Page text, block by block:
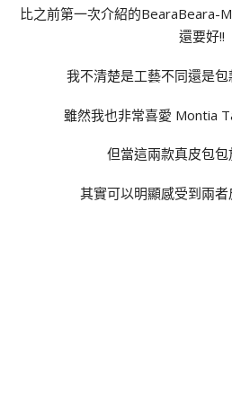
比之前第一次介紹的BearaBeara-
還要好!!
我不清楚是工藝不同還是
雖然我也非常喜愛 Montia
但當這兩款真皮包
其實可以明顯感受到兩